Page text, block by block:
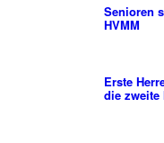
Senioren
HVMM
Erste
die zweite